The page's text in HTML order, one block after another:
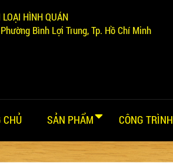
HÌNH QUÁN
Bình Lợi Trung, Tp. Hồ Chí Minh
CHỦ SẢN PHẨM CÔNG TRÌNH